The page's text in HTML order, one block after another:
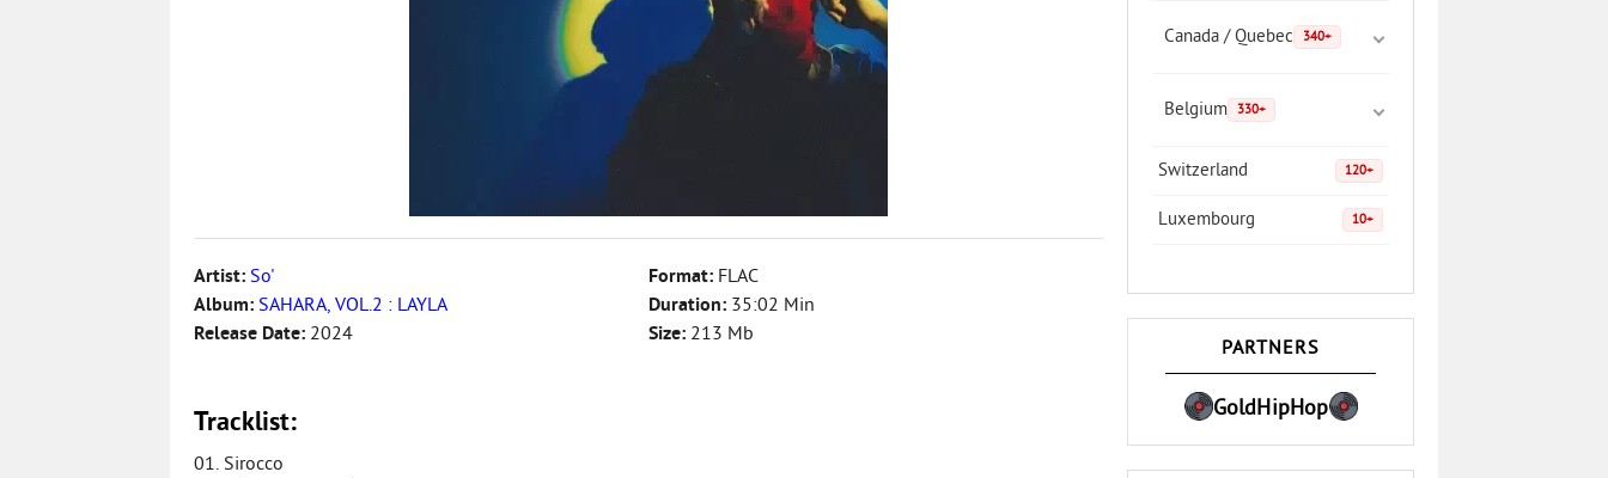
Artist: So'
Album: SAHARA, VOL.2 : LAYLA
Release Date: 2024
Format: FLAC
Duration: 35:02 Min
Size: 213 Mb
Tracklist:
01. Sirocco
Canada / Quebec 340+
Belgium 330+
Switzerland 120+
Luxembourg 10+
PARTNERS
GoldHipHop